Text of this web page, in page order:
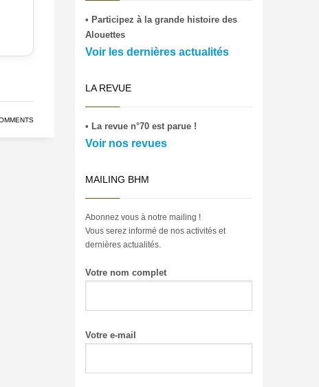
• Participez à la grande histoire des
Alouettes
Voir les dernières actualités
LA REVUE
• La revue n°70 est parue !
Voir nos revues
MAILING BHM
Abonnez vous à notre mailing !
Vous serez informé de nos activités et
dernières actualités.
Votre nom complet
Votre e-mail